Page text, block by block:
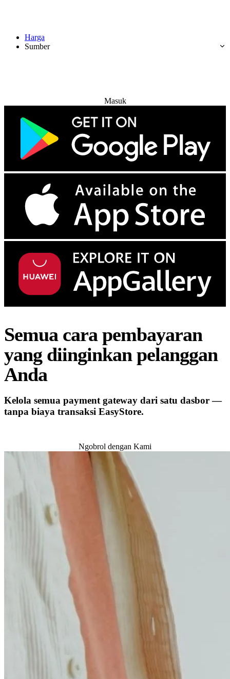
Harga
Sumber
Masuk
Semua cara pembayaran
yang diinginkan pelanggan
Anda
Kelola semua payment gateway dari satu dasbor —
tanpa biaya transaksi EasyStore.
Ngobrol dengan Kami